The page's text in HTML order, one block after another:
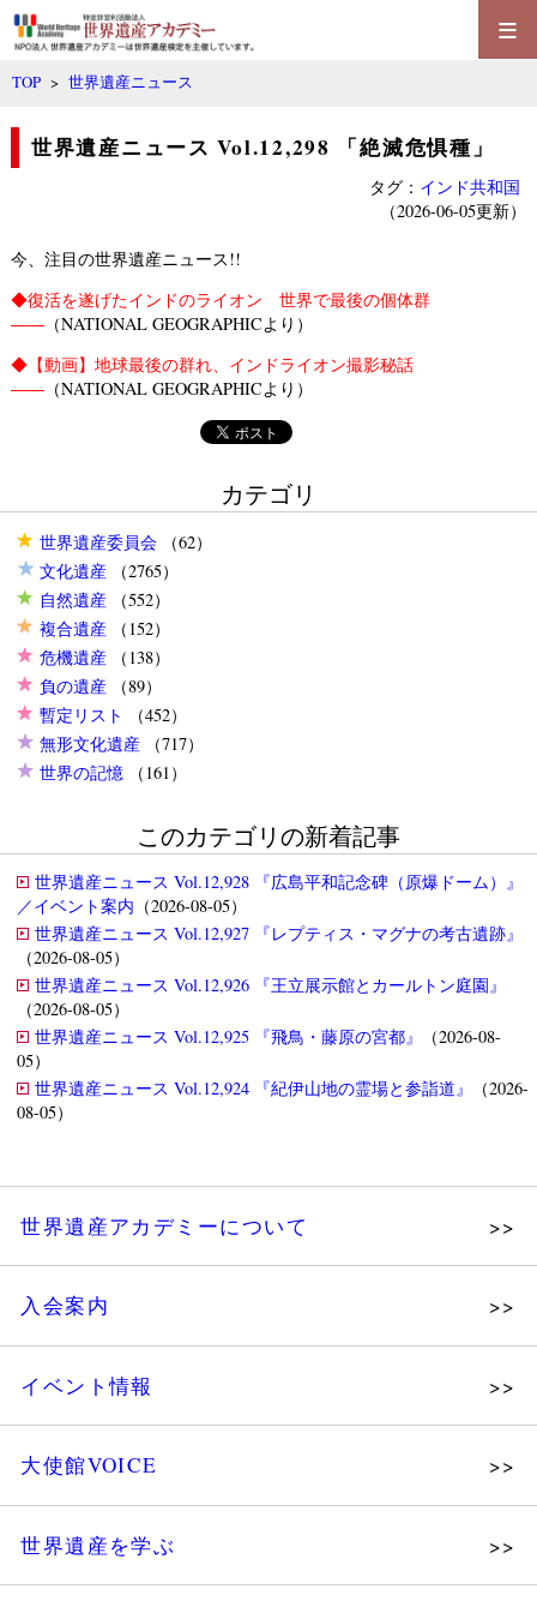
≡
TOP >世界遺産ニュース
世界遺産ニュース Vol.12,298 「絶滅危惧種」
タグ： インド共和国
（2026-06-05更新）
今、注目の世界遺産ニュース!!
◆復活を遂げたインドのライオン 世界で最後の個体群
――（NATIONAL GEOGRAPHICより）
◆【動画】地球最後の群れ、インドライオン撮影秘話
――（NATIONAL GEOGRAPHICより）
カテゴリ
世界遺産委員会（62）
文化遺産（2765）
自然遺産（552）
複合遺産（152）
危機遺産（138）
負の遺産（89）
暫定リスト
（452）
無形文化遺産（717）
世界の記憶（161）
このカテゴリの新着記事
世界遺産ニュース Vol.12,928 『広島平和記念碑（原爆ドーム）』
／イベント案内 （2026-08-05）
世界遺産ニュース Vol.12,927 『レプティス・マグナの考古遺跡』
（2026-08-05）
世界遺産ニュース Vol.12,926 『王立展示館とカールトン庭園』
（2026-08-05）
世界遺産ニュース Vol.12,925 『飛鳥・藤原の宮都』
（2026-08-
05）
世界遺産ニュース Vol.12,924 『紀伊山地の霊場と参詣道』
（2026-
08-05）
世界遺産アカデミーについて
組織図・役員
法人会員・協賛団体／公認団体
入会案内
イベント情報
大使館VOICE
世界遺産を学ぶ